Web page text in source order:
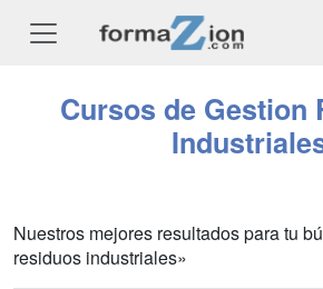
Cursos de Gestion
Nuestros mejores resultados para tu
residuos industriales»